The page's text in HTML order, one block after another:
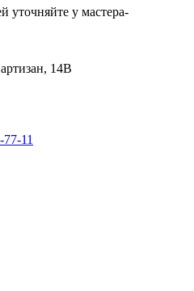
уточняйте у мастера-
14В
11